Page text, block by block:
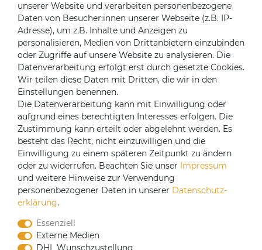
Impressum
Kontakt
Über uns
Mein Konto
Login
Registrieren
Versandpartner
unserer Website und verarbeiten personenbezogene
Daten von Besucher:innen unserer Webseite (z.B. IP-
Adresse), um z.B. Inhalte und Anzeigen zu
personalisieren, Medien von Drittanbietern einzubinden
oder Zugriffe auf unsere Website zu analysieren. Die
Datenverarbeitung erfolgt erst durch gesetzte Cookies.
Wir teilen diese Daten mit Dritten, die wir in den
Einstellungen benennen.
Die Datenverarbeitung kann mit Einwilligung oder
aufgrund eines berechtigten Interesses erfolgen. Die
Zustimmung kann erteilt oder abgelehnt werden. Es
besteht das Recht, nicht einzuwilligen und die
Einwilligung zu einem späteren Zeitpunkt zu ändern
oder zu widerrufen. Beachten Sie unser Impressum
und weitere Hinweise zur Verwendung
personenbezogener Daten in unserer Daten­schutz­
erklärung.
Essenziell
Externe Medien
DHL Wunschzustellung